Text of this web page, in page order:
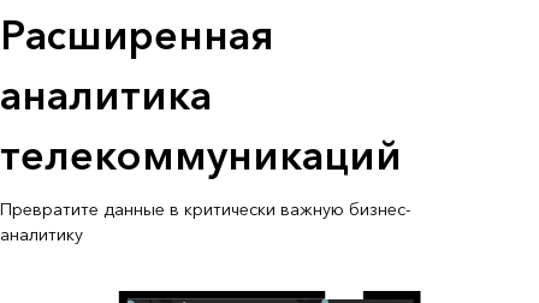
Расширенная
аналитика
телекоммуникаций
Превратите данные в критически важную бизнес-
аналитику